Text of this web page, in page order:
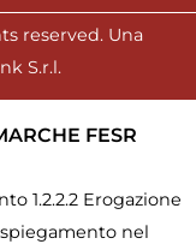
reserved. Una
S.r.l.
FESR
1.2.2.2 Erogazione
nel